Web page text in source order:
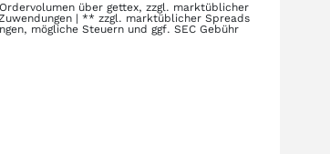
über gettex, zzgl. marktüblicher
| ** zzgl. marktüblicher Spreads
mögliche Steuern und ggf. SEC Gebühr